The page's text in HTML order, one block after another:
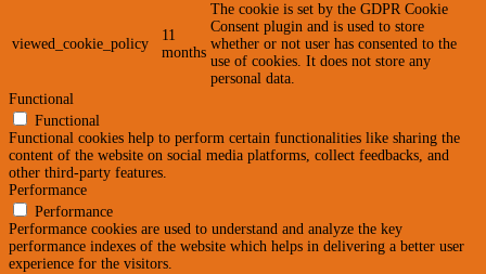
viewed_cookie_policy
11
months
The cookie is set by the GDPR Cookie
Consent plugin and is used to store
whether or not user has consented to the
use of cookies. It does not store any
personal data.
Functional
Functional
Functional cookies help to perform certain functionalities like sharing the
content of the website on social media platforms, collect feedbacks, and
other third-party features.
Performance
Performance
Performance cookies are used to understand and analyze the key
performance indexes of the website which helps in delivering a better user
experience for the visitors.